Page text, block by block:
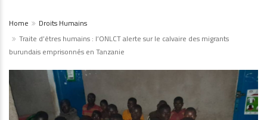
Home
Droits Humains
Traite d’êtres humains : l’ONLCT alerte sur le calvaire des migrants
burundais emprisonnés en Tanzanie